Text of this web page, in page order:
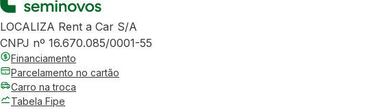
LOCALIZA Rent a Car S/A
CNPJ nº 16.670.085/0001-55
Financiamento
Parcelamento no cartão
Carro na troca
Tabela Fipe